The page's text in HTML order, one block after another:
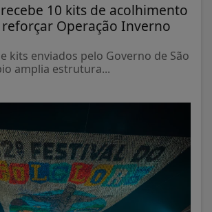
10 kits de acolhimento
Operação Inverno
kits enviados pelo Governo de São
amplia estrutura...